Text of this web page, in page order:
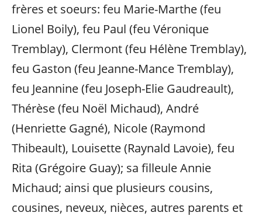
frères et soeurs: feu Marie-Marthe (feu
Lionel Boily), feu Paul (feu Véronique
Tremblay), Clermont (feu Hélène Tremblay),
feu Gaston (feu Jeanne-Mance Tremblay),
feu Jeannine (feu Joseph-Elie Gaudreault),
Thérèse (feu Noël Michaud), André
(Henriette Gagné), Nicole (Raymond
Thibeault), Louisette (Raynald Lavoie), feu
Rita (Grégoire Guay); sa filleule Annie
Michaud; ainsi que plusieurs cousins,
cousines, neveux, nièces, autres parents et